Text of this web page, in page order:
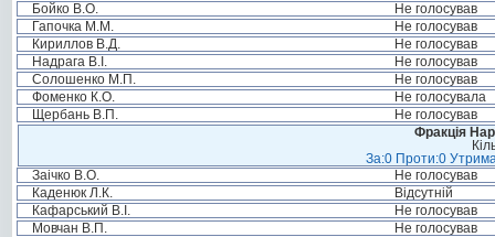
Бойко В.О.
Не голосував
Гапочка М.М.
Не голосував
Кириллов В.Д.
Не голосував
Надрага В.І.
Не голосував
Солошенко М.П.
Не голосував
Фоменко К.О.
Не голосувала
Щербань В.П.
Не голосував
Фракція
За:0 Проти:0
Заічко В.О.
Не голосував
Каденюк Л.К.
Відсутній
Кафарський В.І.
Не голосував
Мовчан В.П.
Не голосував